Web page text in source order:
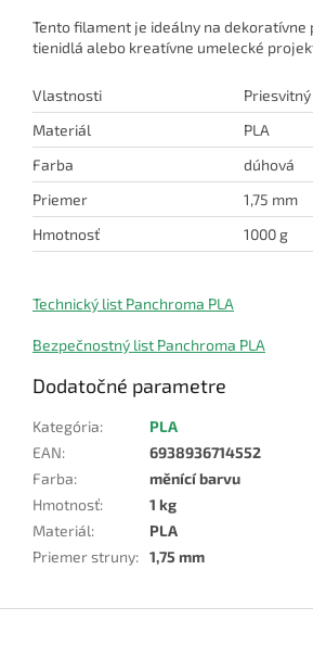
Tento filament je ideálny na dekoratívne
tienidlá alebo kreatívne umelecké
Vlastnosti
Priesvitný
Materiál
PLA
Farba
dúhová
Priemer
1,75 mm
Hmotnosť
1000 g
Technický list Panchroma PLA
Bezpečnostný list Panchroma PLA
Dodatočné parametre
Kategória:
PLA
EAN:
6938936714552
Farba:
měnící barvu
Hmotnosť:
1 kg
Materiál:
PLA
Priemer struny: 1,75 mm